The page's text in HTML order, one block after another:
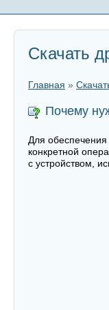
Скачать
Главная »
Почему
Для
конкретной
с устройством,